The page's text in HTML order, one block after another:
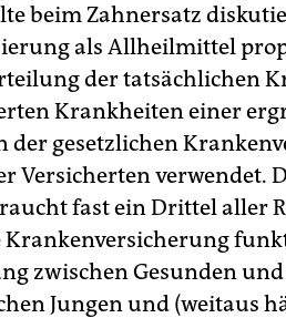
beim Zahnersatz
als Allheilmittel
der tatsächlichen
Krankheiten einer
der gesetzlichen
Versicherten verwendet.
fast ein Drittel aller
zwischen Gesunden
Jungen und (weitaus